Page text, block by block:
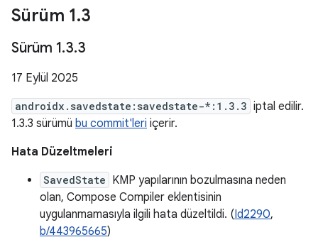
Sürüm 1.3
Sürüm 1.3.3
17 Eylül 2025
androidx.savedstate:savedstate-*:1.3.3 iptal edilir.
1.3.3 sürümü bu commit'leri içerir.
Hata Düzeltmeleri
SavedState KMP yapılarının bozulmasına neden
olan, Compose Compiler eklentisinin
uygulanmamasıyla ilgili hata düzeltildi. (Id2290,
b/443965665)